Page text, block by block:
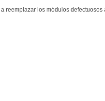
reemplazar los módulos